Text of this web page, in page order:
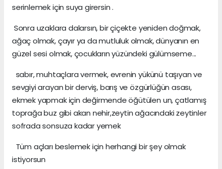
serinlemek için suya girersin .
Sonra uzaklara dalarsın, bir çiçekte yeniden doğmak,
ağaç olmak, çayır ya da mutluluk olmak, dünyanın en
güzel sesi olmak, çocukların yüzündeki gülümseme...
sabır, muhtaçlara vermek, evrenin yükünü taşıyan ve
sevgiyi arayan bir derviş, barış ve özgürlüğün asası,
ekmek yapmak için değirmende öğütülen un, çatlamış
toprağa buz gibi akan nehir,zeytin ağacındaki zeytinler
sofrada sonsuza kadar yemek
Tüm açları beslemek için herhangi bir şey olmak
istiyorsun